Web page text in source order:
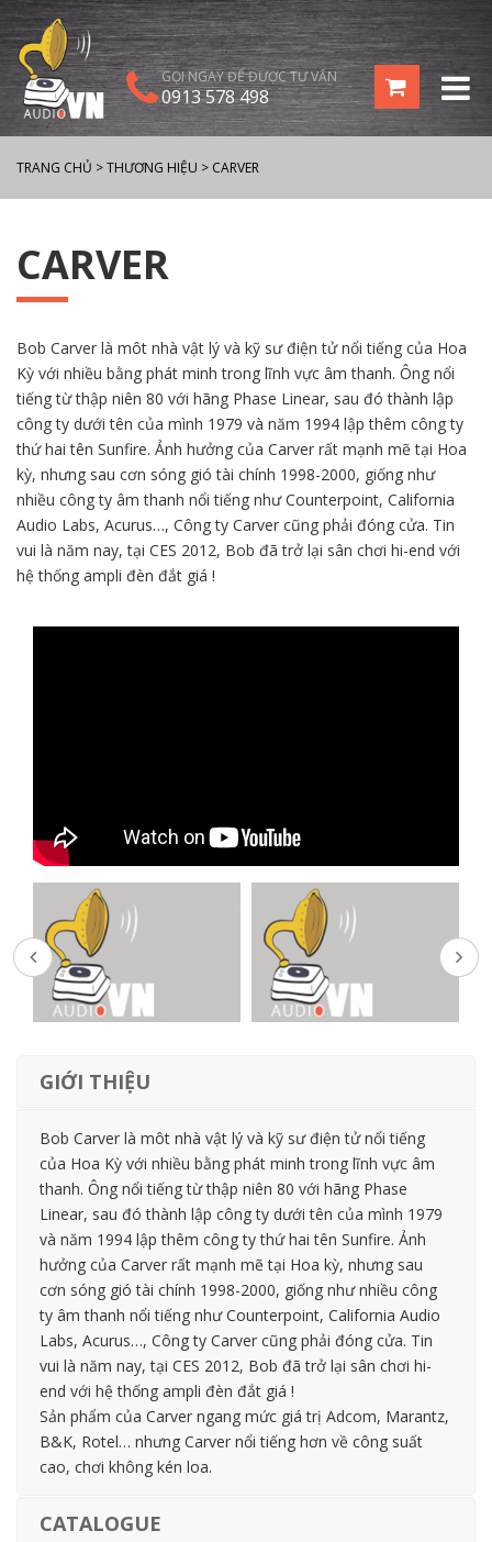
GỌI NGAY ĐỂ ĐƯỢC TƯ VẤN
0913 578 498
TRANG CHỦ >THƯƠNG HIỆU > CARVER
CARVER
Bob Carver là môt nhà vật lý và kỹ sư điện tử nổi tiếng của Hoa
Kỳ với nhiều bằng phát minh trong lĩnh vực âm thanh. Ông nổi
tiếng từ thập niên 80 với hãng Phase Linear, sau đó thành lập
công ty dưới tên của mình 1979 và năm 1994 lập thêm công ty
thứ hai tên Sunfire. Ảnh hưởng của Carver rất mạnh mẽ tại Hoa
kỳ, nhưng sau cơn sóng gió tài chính 1998-2000, giống như
nhiều công ty âm thanh nổi tiếng như Counterpoint, California
Audio Labs, Acurus…, Công ty Carver cũng phải đóng cửa. Tin
vui là năm nay, tại CES 2012, Bob đã trở lại sân chơi hi-end với
hệ thống ampli đèn đắt giá !
GIỚI THIỆU
Bob Carver là môt nhà vật lý và kỹ sư điện tử nổi tiếng
của Hoa Kỳ với nhiều bằng phát minh trong lĩnh vực âm
thanh. Ông nổi tiếng từ thập niên 80 với hãng Phase
Linear, sau đó thành lập công ty dưới tên của mình 1979
và năm 1994 lập thêm công ty thứ hai tên Sunfire. Ảnh
hưởng của Carver rất mạnh mẽ tại Hoa kỳ, nhưng sau
cơn sóng gió tài chính 1998-2000, giống như nhiều công
ty âm thanh nổi tiếng như Counterpoint, California Audio
Labs, Acurus…, Công ty Carver cũng phải đóng cửa. Tin
vui là năm nay, tại CES 2012, Bob đã trở lại sân chơi hi-
end với hệ thống ampli đèn đắt giá !
Sản phẩm của Carver ngang mức giá trị Adcom, Marantz,
B&K, Rotel… nhưng Carver nổi tiếng hơn về công suất
cao, chơi không kén loa.
CATALOGUE